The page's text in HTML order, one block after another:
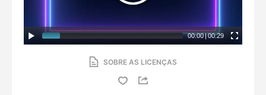
00:00|00:29
SOBRE AS LICENÇAS